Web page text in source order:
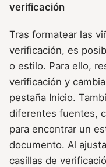
verificación
Tras formatear las
verificación, es
o estilo. Para ello,
verificación y
pestaña Inicio.
diferentes fuentes,
para encontrar un
documento. Al
casillas de